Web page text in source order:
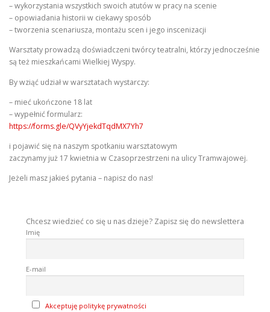
– wykorzystania wszystkich swoich atutów w pracy na scenie
– opowiadania historii w ciekawy sposób
– tworzenia scenariusza, montażu scen i jego inscenizacji
Warsztaty prowadzą doświadczeni twórcy teatralni, którzy jednocześnie
są też mieszkańcami Wielkiej Wyspy.
By wziąć udział w warsztatach wystarczy:
– mieć ukończone 18 lat
– wypełnić formularz:
https://forms.gle/QVyYjekdTqdMX7Yh7
i pojawić się na naszym spotkaniu warsztatowym
zaczynamy już 17 kwietnia w Czasoprzestrzeni na ulicy Tramwajowej.
Jeżeli masz jakieś pytania – napisz do nas!
Chcesz wiedzieć co się u nas dzieje? Zapisz się do newslettera
Imię
E-mail
Akceptuję politykę prywatności